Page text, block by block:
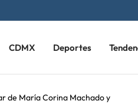
CDMX Deportes
de María Corina Machado y